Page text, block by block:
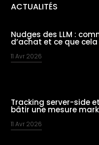
ACTUALITÉS
Nudges des LLM :
d’achat et ce que
11 Avr 2026
Tracking server-side
bâtir une mesure
11 Avr 2026